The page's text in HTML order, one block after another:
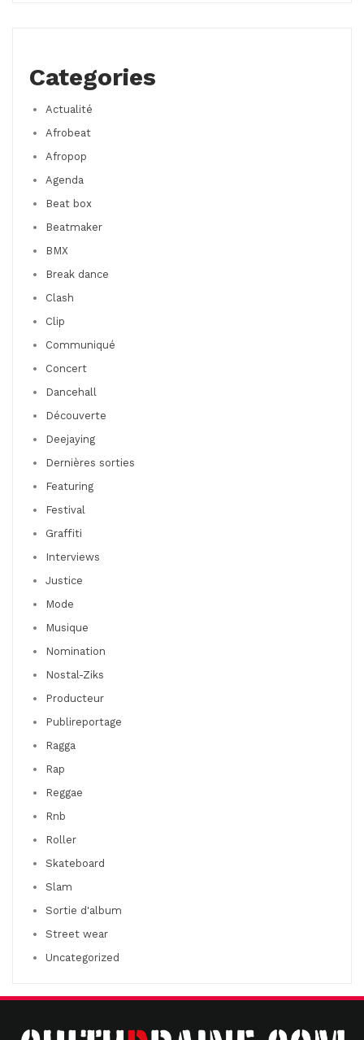
Categories
Actualité
Afrobeat
Afropop
Agenda
Beat box
Beatmaker
BMX
Break dance
Clash
Clip
Communiqué
Concert
Dancehall
Découverte
Deejaying
Dernières sorties
Featuring
Festival
Graffiti
Interviews
Justice
Mode
Musique
Nomination
Nostal-Ziks
Producteur
Publireportage
Ragga
Rap
Reggae
Rnb
Roller
Skateboard
Slam
Sortie d'album
Street wear
Uncategorized